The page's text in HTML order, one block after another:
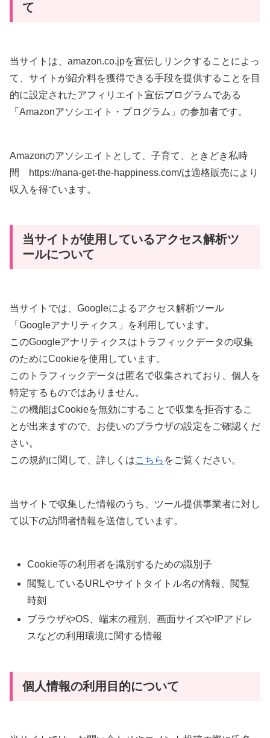
て
当サイトは、amazon.co.jpを宣伝しリンクすることによっ
て、サイトが紹介料を獲得できる手段を提供することを目
的に設定されたアフィリエイト宣伝プログラムである
「Amazonアソシエイト・プログラム」の参加者です。
Amazonのアソシエイトとして、子育て、ときどき私時
間 https://nana-get-the-happiness.com/は適格販売により
収入を得ています。
当サイトが使用しているアクセス解析ツ
ールについて
当サイトでは、Googleによるアクセス解析ツール
「Googleアナリティクス」を利用しています。
このGoogleアナリティクスはトラフィックデータの収集
のためにCookieを使用しています。
このトラフィックデータは匿名で収集されており、個人を
特定するものではありません。
この機能はCookieを無効にすることで収集を拒否するこ
とが出来ますので、お使いのブラウザの設定をご確認くだ
さい。
この規約に関して、詳しくはこちら をご覧ください。
当サイトで収集した情報のうち、ツール提供事業者に対し
て以下の訪問者情報を送信しています。
Cookie等の利用者を識別するための識別子
閲覧しているURLやサイトタイトル名の情報、閲覧
時刻
ブラウザやOS、端末の種別、画面サイズやIPアドレ
スなどの利用環境に関する情報
個人情報の利用目的について